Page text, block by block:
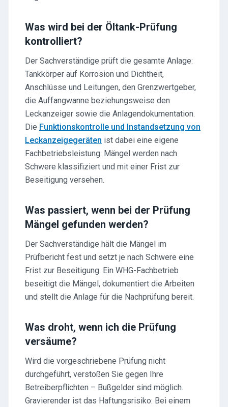
Was wird bei der Öltank-Prüfung
kontrolliert?
Der Sachverständige prüft die gesamte Anlage:
Tankkörper auf Korrosion und Dichtheit,
Anschlüsse und Leitungen, den Grenzwertgeber,
die Auffangwanne beziehungsweise den
Leckanzeiger sowie die Anlagendokumentation.
Die Funktionskontrolle und Instandsetzung von
Leckanzeigegeräten ist dabei eine eigene
Fachbetriebsleistung. Mängel werden nach
Schwere klassifiziert und mit einer Frist zur
Beseitigung versehen.
Was passiert, wenn bei der Prüfung
Mängel gefunden werden?
Der Sachverständige hält die Mängel im
Prüfbericht fest und setzt je nach Schwere eine
Frist zur Beseitigung. Ein WHG-Fachbetrieb
beseitigt die Mängel, dokumentiert die Arbeiten
und stellt die Anlage für die Nachprüfung bereit.
Was droht, wenn ich die Prüfung
versäume?
Wird die vorgeschriebene Prüfung nicht
durchgeführt, verstoßen Sie gegen Ihre
Betreiberpflichten – Bußgelder sind möglich.
Gravierender ist das Haftungsrisiko: Bei einem